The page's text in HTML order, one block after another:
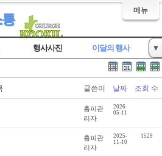
메뉴
행사사진 이달의 행사
▼
글쓴이 날짜 조회 수
홈피관
리자
2026-
05-11
홈피관
리자
2025-
11-10
1529